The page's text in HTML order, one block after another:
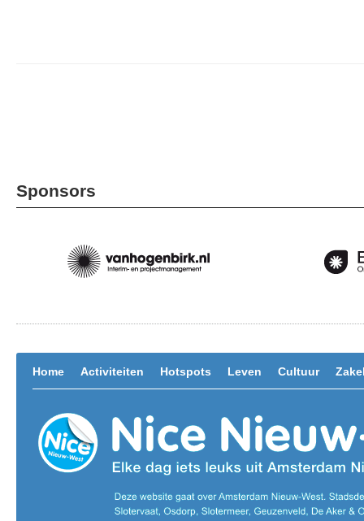
Sponsors
Home Activiteiten Hotspots Leven Cultuur